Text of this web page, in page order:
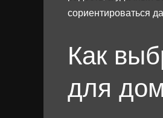
сориентироваться
Как
для